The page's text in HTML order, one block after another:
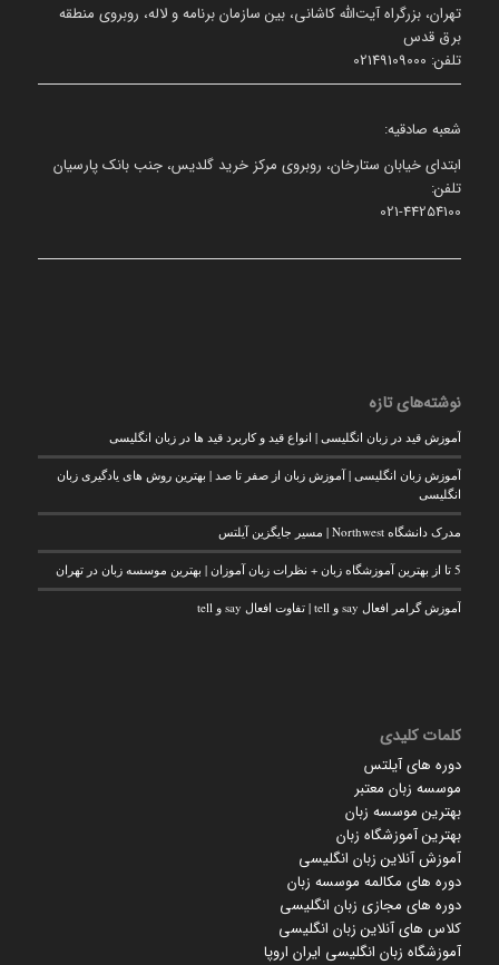
تهران، بزرگراه آیت‌الله کاشانی، بین سازمان برنامه و لاله، روبروی منطقه
برق قدس
تلفن: 02149109000
شعبه صادقیه:
ابتدای خیابان ستارخان، روبروی مرکز خرید گلدیس، جنب بانک پارسیان
تلفن:
021-44254100
نوشته‌های تازه
آموزش قید در زبان انگلیسی | انواع قید و کاربرد قید ها در زبان انگلیسی
آموزش زبان انگلیسی | آموزش زبان از صفر تا صد | بهترین روش های یادگیری زبان
انگلیسی
مدرک دانشگاه Northwest | مسیر جایگزین آیلتس
5 تا از بهترین آموزشگاه زبان + نظرات زبان آموزان | بهترین موسسه زبان در تهران
آموزش گرامر افعال say و tell | تفاوت افعال say و tell
کلمات کلیدی
دوره های آیلتس
موسسه زبان معتبر
بهترین موسسه زبان
بهترین آموزشگاه زبان
آموزش آنلاین زبان انگلیسی
دوره های مکالمه موسسه زبان
دوره های مجازی زبان انگلیسی
کلاس های آنلاین زبان انگلیسی
آموزشگاه زبان انگلیسی ایران اروپا